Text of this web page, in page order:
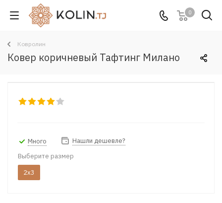
0
Ковролин
Ковер коричневый Тафтинг Милано
Много
Нашли дешевле?
Выберите размер
2x3